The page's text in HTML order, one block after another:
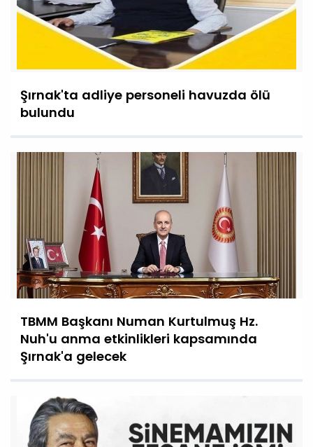
Şırnak'ta adliye personeli havuzda ölü
bulundu
TBMM Başkanı Numan Kurtulmuş Hz.
Nuh'u anma etkinlikleri kapsamında
Şırnak'a gelecek